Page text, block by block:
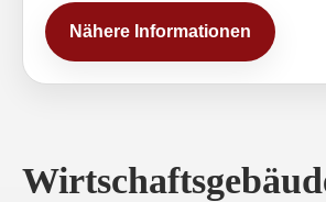
Nähere Informationen